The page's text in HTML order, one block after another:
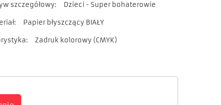
szczegółowy Dzieci - Super bohaterowie
Papier błyszczący BIAŁY
Zadruk kolorowy (CMYK)